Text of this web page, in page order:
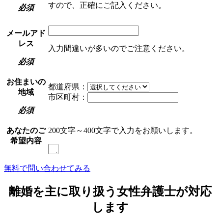
必須
すので、正確にご記入ください。
メールアド
レス
必須
入力間違いが多いのでご注意ください。
お住まいの
地域
必須
都道府県：
市区町村：
あなたのご
希望内容
200文字～400文字で入力をお願いします。
無料で問い合わせてみる
離婚を主に取り扱う女性弁護士が対応
します